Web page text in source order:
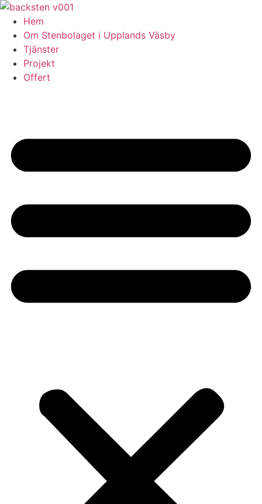
Skip
content
Hem
Om Stenbolaget i Upplands Väsby
Tjänster
Projekt
Offert